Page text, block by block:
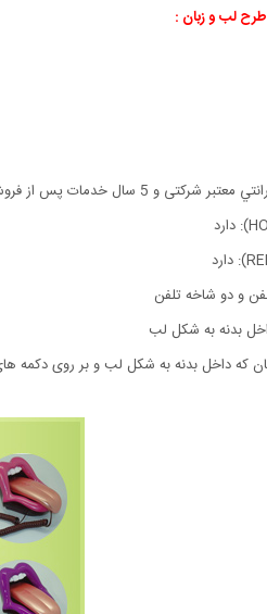
لب و زبان :
و 5 سال خدمات پس از فروش
و دو شاخه تلفن
بدنه به شکل لب
که داخل بدنه به شکل لب و بر روی دکمه